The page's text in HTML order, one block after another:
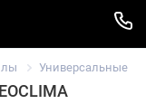
Универсальные